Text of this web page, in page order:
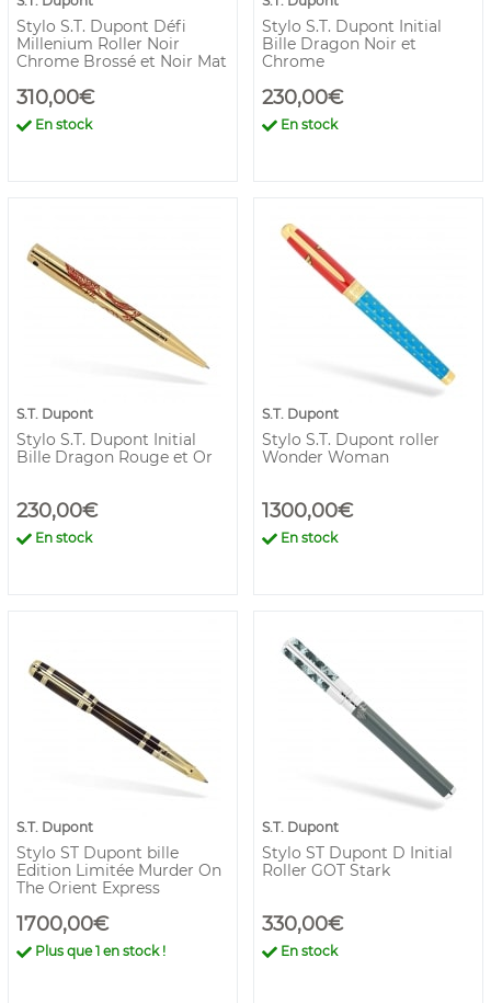
Stylo S.T. Dupont Défi
Millenium Roller Noir
Chrome Brossé et Noir Mat
310,00€
En stock
Stylo S.T. Dupont Initial
Bille Dragon Noir et
Chrome
230,00€
En stock
S.T. Dupont
Stylo S.T. Dupont Initial
Bille Dragon Rouge et Or
230,00€
En stock
S.T. Dupont
Stylo S.T. Dupont roller
Wonder Woman
1300,00€
En stock
S.T. Dupont
Stylo ST Dupont bille
Edition Limitée Murder On
The Orient Express
1700,00€
Plus que1 en stock !
S.T. Dupont
Stylo ST Dupont D Initial
Roller GOT Stark
330,00€
En stock